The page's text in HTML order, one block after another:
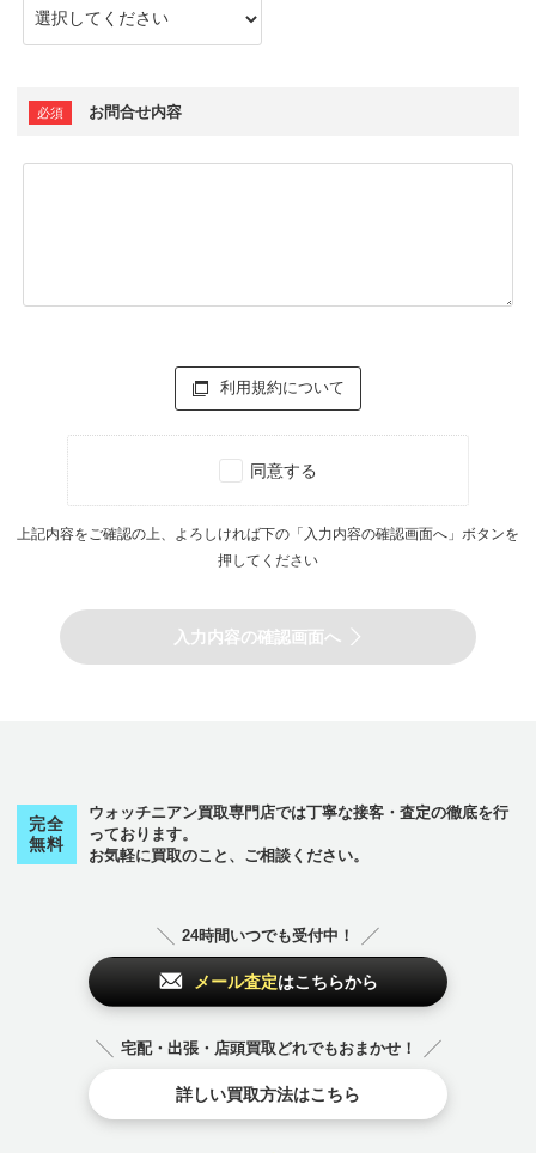
お問合せ内容
利用規約について
同意する
上記内容をご確認の上、よろしければ下の「入力内容の確認画面へ」ボタンを
押してください
入力内容の確認画面へ
完全
無料
ウォッチニアン買取専門店では丁寧な接客・査定の徹底を行
っております。
お気軽に買取のこと、ご相談ください。
24時間いつでも受付中！
メール査定はこちらから
宅配・出張・店頭買取どれでもおまかせ！
詳しい買取方法はこちら